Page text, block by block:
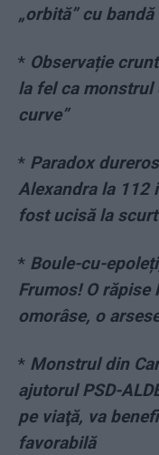
„orbită” cu
* Observație
la fel ca monstrul
curve”
* Paradox
Alexandra la 112
fost ucisă la
* Boule-cu-
Frumos! O
omorâse, o
* Monstrul din
ajutorul PSD-
pe viaţă, va
favorabilă